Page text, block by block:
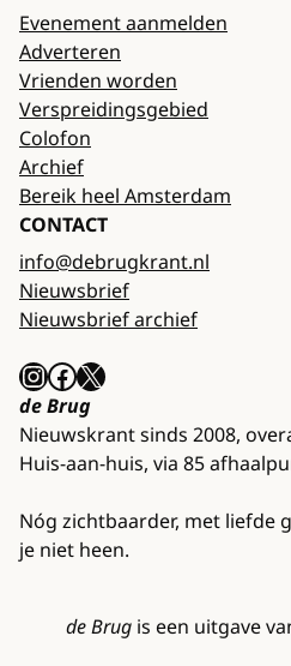
Evenement aanmelden
Adverteren
Vrienden worden
Verspreidingsgebied
Colofon
Archief
Bereik heel Amsterdam
CONTACT
info@debrugkrant.nl
Nieuwsbrief
Nieuwsbrief archief
InstagramFacebook X
de Brug
Nieuwskrant sinds 2008,
Huis-aan-huis, via 85
Nóg zichtbaarder, met liefde
je niet heen.
de Brug is een uitgave